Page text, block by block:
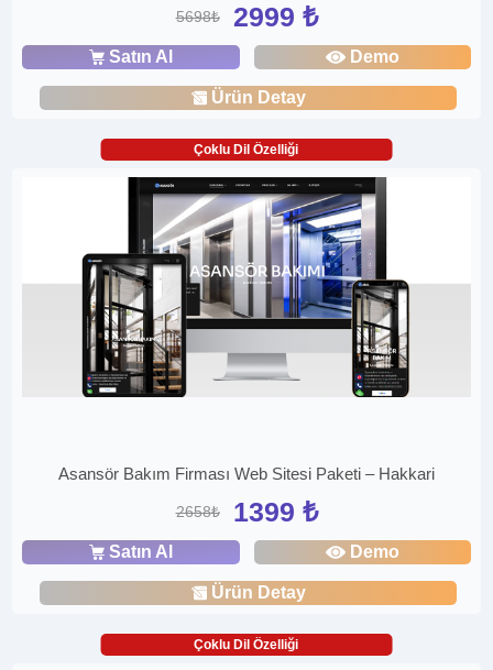
5698₺ 2999 ₺
Satın Al Demo
Ürün Detay
Çoklu Dil Özelliği
Asansör Bakım Firması Web Sitesi Paketi – Hakkari
2658₺ 1399 ₺
Satın Al Demo
Ürün Detay
Çoklu Dil Özelliği